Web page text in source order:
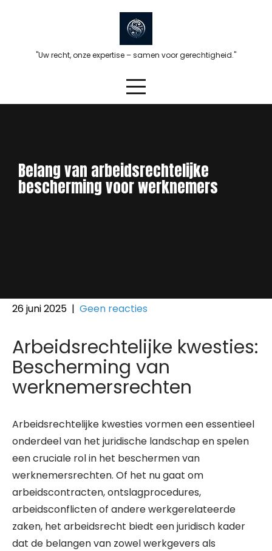
"Uw recht, onze expertise – samen voor gerechtigheid."
Belang van arbeidsrechtelijke
bescherming voor werknemers
26 juni 2025 | Geen reacties
Arbeidsrechtelijke kwesties:
Bescherming van
werknemersrechten
Arbeidsrechtelijke kwesties vormen een essentieel
onderdeel van het juridische landschap en spelen
een cruciale rol in het beschermen van
werknemersrechten. Of het nu gaat om
arbeidscontracten, ontslagprocedures,
arbeidsconflicten of andere werkgerelateerde
zaken, het arbeidsrecht biedt een juridisch kader
dat de belangen van zowel werkgevers als